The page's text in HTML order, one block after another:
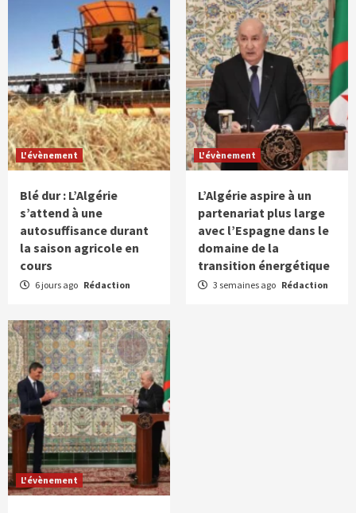
L'évènement
Blé dur : L’Algérie
s’attend à une
autosuffisance durant
la saison agricole en
cours
6 jours ago Rédaction
L'évènement
L’Algérie aspire à un
partenariat plus large
avec l’Espagne dans le
domaine de la
transition énergétique
3 semaines ago Rédaction
L'évènement